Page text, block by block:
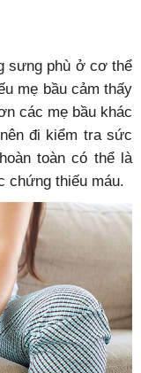
sưng phù ở cơ thể
mẹ bầu cảm thấy
các mẹ bầu khác
đi kiểm tra sức
toàn có thể là
chứng thiếu máu.